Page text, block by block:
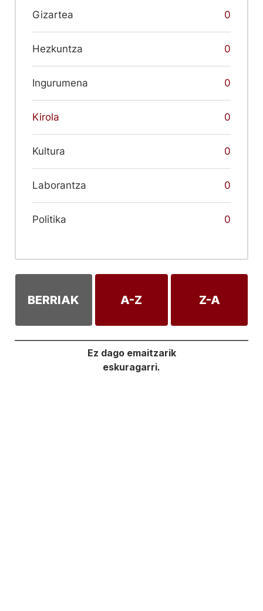
Gizartea 0
Hezkuntza 0
Ingurumena 0
Kirola 0
Kultura 0
Laborantza 0
Politika 0
BERRIAK A-Z Z-A
Ez dago emaitzarik
eskuragarri.